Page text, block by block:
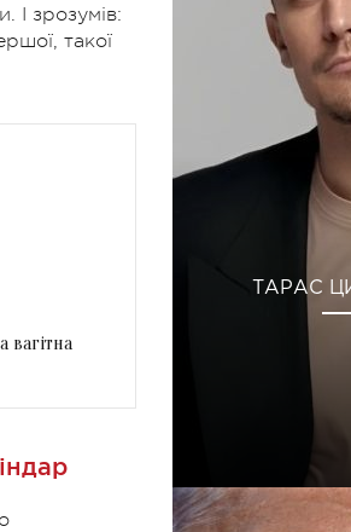
І зрозумів:
такої
вагітна
ТАРАС